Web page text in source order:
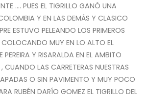
…. PUES EL TIGRILLO GANÓ UNA
Y EN LAS DEMÁS Y CLASICO
ESTUVO PELEANDO LOS PRIMEROS
COLOCANDO MUY EN LO ALTO EL
PEREIRA Y RISARALDA EN EL AMBITO
CUANDO LAS CARRETERAS NUESTRAS
O SIN PAVIMENTO Y MUY POCO
RUBÉN DARÍO GOMEZ EL TIGRILLO DEL